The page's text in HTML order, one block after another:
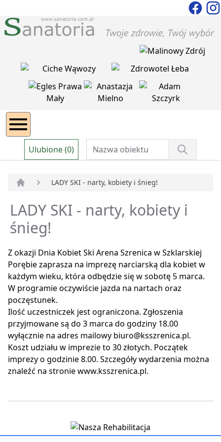
Ulubione (0)
LADY SKI - narty, kobiety i śnieg!
LADY SKI - narty, kobiety i
śnieg!
Z okazji Dnia Kobiet Ski Arena Szrenica w Szklarskiej
Porębie zaprasza na imprezę narciarską dla kobiet w
każdym wieku, która odbędzie się w sobotę 5 marca.
W programie oczywiście jazda na nartach oraz
poczęstunek.
Ilość uczestniczek jest ograniczona. Zgłoszenia
przyjmowane są do 3 marca do godziny 18.00
wyłącznie na adres mailowy biuro@ksszrenica.pl.
Koszt udziału w imprezie to 30 złotych. Początek
imprezy o godzinie 8.00. Szczegóły wydarzenia można
znaleźć na stronie www.ksszrenica.pl.